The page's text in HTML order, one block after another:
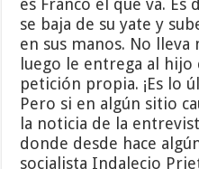
es Franco el que va. Es
se baja de su yate y
en sus manos. No lleva
luego le entrega al
petición propia. ¡Es lo
Pero si en algún sitio
la noticia de la
donde desde hace
socialista Indalecio